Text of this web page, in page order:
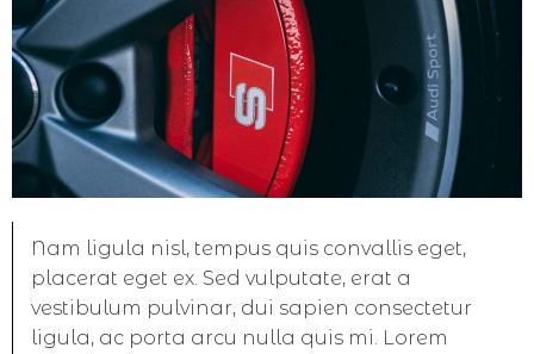
Nam ligula nisl, tempus quis convallis eget,
placerat eget ex. Sed vulputate, erat a
vestibulum pulvinar, dui sapien consectetur
ligula, ac porta arcu nulla quis mi. Lorem